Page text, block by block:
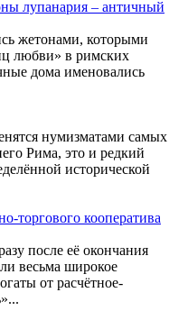
жетонами, которыми
любви» в римских
дома именовались
нумизматами самых
Рима, это и редкий
исторической
после её окончания
весьма широкое
от расчётное-